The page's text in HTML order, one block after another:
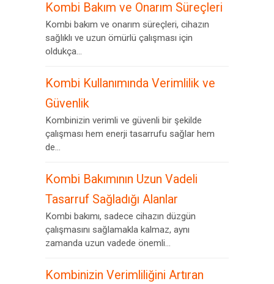
Kombi Bakım ve Onarım Süreçleri
Kombi bakım ve onarım süreçleri, cihazın
sağlıklı ve uzun ömürlü çalışması için
oldukça...
Kombi Kullanımında Verimlilik ve
Güvenlik
Kombinizin verimli ve güvenli bir şekilde
çalışması hem enerji tasarrufu sağlar hem
de...
Kombi Bakımının Uzun Vadeli
Tasarruf Sağladığı Alanlar
Kombi bakımı, sadece cihazın düzgün
çalışmasını sağlamakla kalmaz, aynı
zamanda uzun vadede önemli...
Kombinizin Verimliliğini Artıran